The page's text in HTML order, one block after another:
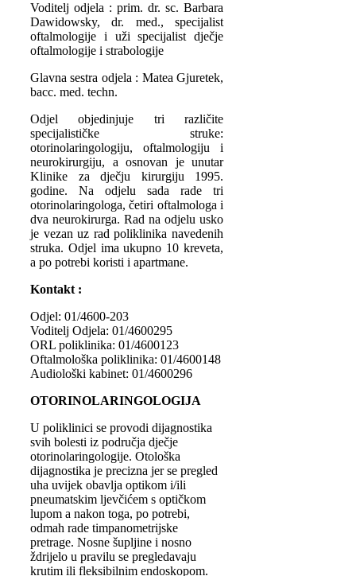
Voditelj odjela : prim. dr. sc. Barbara
Dawidowsky, dr. med., specijalist
oftalmologije i uži specijalist dječje
oftalmologije i strabologije
Glavna sestra odjela : Matea Gjuretek,
bacc. med. techn.
Odjel objedinjuje tri različite
specijalističke struke:
otorinolaringologiju, oftalmologiju i
neurokirurgiju, a osnovan je unutar
Klinike za dječju kirurgiju 1995.
godine. Na odjelu sada rade tri
otorinolaringologa, četiri oftalmologa i
dva neurokirurga. Rad na odjelu usko
je vezan uz rad poliklinika navedenih
struka. Odjel ima ukupno 10 kreveta,
a po potrebi koristi i apartmane.
Kontakt :
Odjel: 01/4600-203
Voditelj Odjela: 01/4600295
ORL poliklinika: 01/4600123
Oftalmološka poliklinika: 01/4600148
Audiološki kabinet: 01/4600296
OTORINOLARINGOLOGIJA
U poliklinici se provodi dijagnostika
svih bolesti iz područja dječje
otorinolaringologije. Otološka
dijagnostika je precizna jer se pregled
uha uvijek obavlja optikom i/ili
pneumatskim ljevčićem s optičkom
lupom a nakon toga, po potrebi,
odmah rade timpanometrijske
pretrage. Nosne šupljine i nosno
ždrijelo u pravilu se pregledavaju
krutim ili fleksibilnim endoskopom.